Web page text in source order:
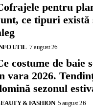
pentru
ce tipuri există
UTIL 7 august 26
costume de baie
vara 2026.
sezonul
& FASHION 5 august 26